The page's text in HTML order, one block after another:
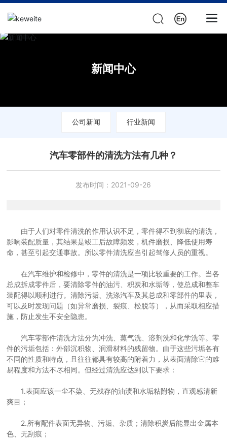
新闻中心
公司新闻 行业新闻
汽车零部件的清洗方法有几种？
发布时间： 2021-09-26
由于人们对零件清洗的作用认识不足，零件得不到彻底的清洗，
影响装配质量，其结果是竣工后故障频发，机件磨损、降低使用寿
命，甚至引起交通事故。所以零件清洗应当引起驾修人员的重视。
在汽车维护和检修中，零件的清洗是一项比较重要的工作。当各
总成拆成零件后，要清除零件的油污、积炭和水垢等，使总成和整车
装配得以顺利进行。清除污垢、洗涤汽车及其总成和零部件的里表，
可以及时发现问题（如异常磨损、裂痕、松脱等），从而采取相应措
施，防止发生不安全隐患。
汽车零部件清洗方法分为冲洗、蒸气洗、溶剂洗和化学洗等。零
件的污垢包括：外部沉积物、润滑材料的残留物。由于这些污垢各有
不同的性质和特点，且往往都具有较高的附着力，从表面清除它的难
易程度和方法不尽相同。但经过清洗应达到以下要求：
1.表面应该一尘不染、无残存的油渍和水垢粘附物，直观感清新
爽目；
2.所有配件表面无异物、污垢、杂质；清除积炭后能显出金属本
色、无刮痕；